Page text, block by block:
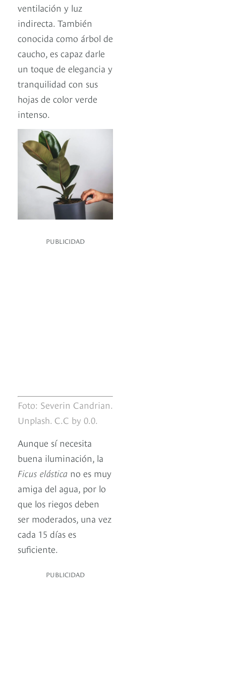
ventilación y luz
indirecta. También
conocida como árbol de
caucho, es capaz darle
un toque de elegancia y
tranquilidad con sus
hojas de color verde
intenso.
PUBLICIDAD
Foto: Severin Candrian.
Unplash. C.C by 0.0.
Aunque sí necesita
buena iluminación, la
Ficus elástica no es muy
amiga del agua, por lo
que los riegos deben
ser moderados, una vez
cada 15 días es
suficiente.
PUBLICIDAD